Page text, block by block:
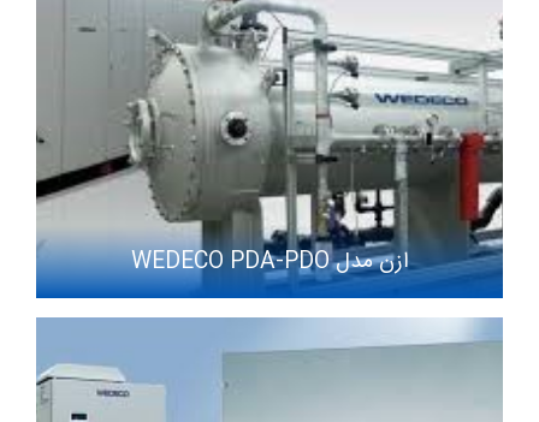
ازن مدل WEDECO PDA-PDO